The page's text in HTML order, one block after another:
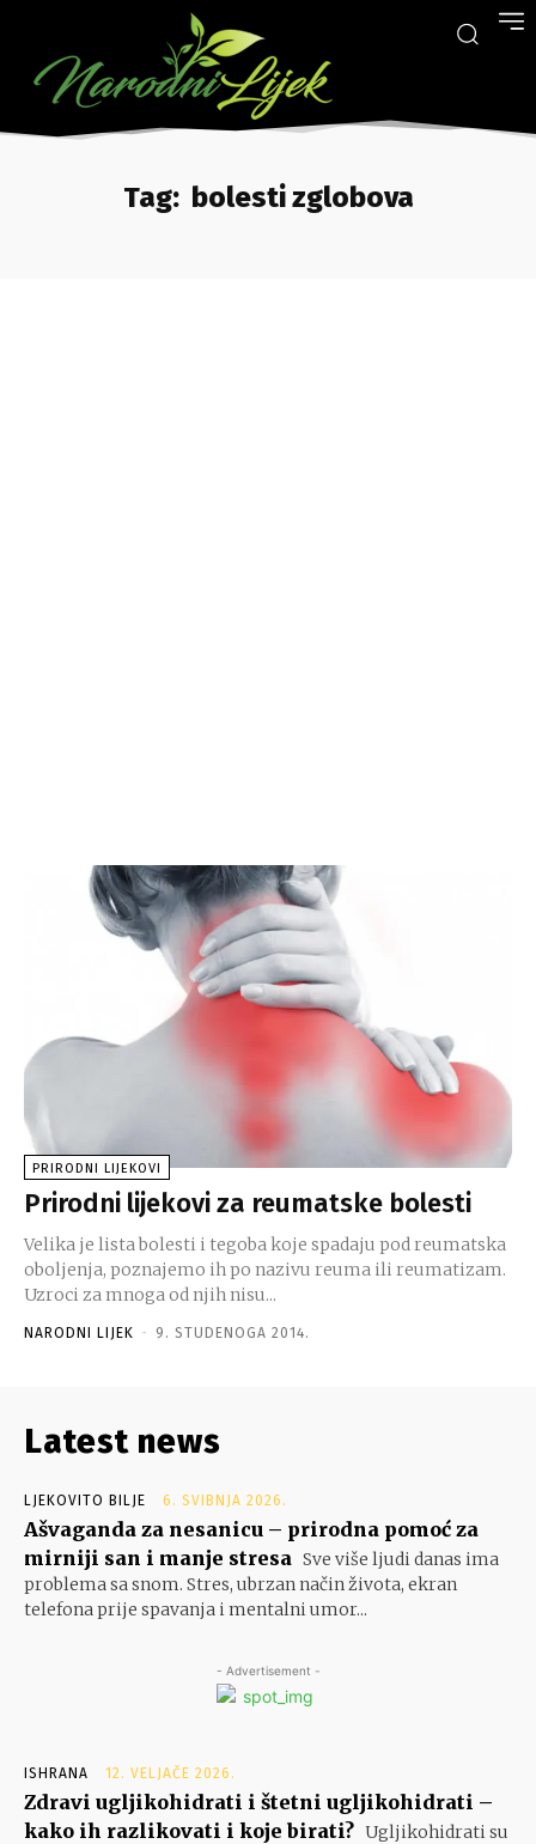
Tag: bolesti zglobova
PRIRODNI LIJEKOVI
Prirodni lijekovi za reumatske bolesti
Velika je lista bolesti i tegoba koje spadaju pod reumatska
oboljenja, poznajemo ih po nazivu reuma ili reumatizam.
Uzroci za mnoga od njih nisu...
NARODNI LIJEK - 9. STUDENOGA 2014.
Latest news
LJEKOVITO BILJE 6. SVIBNJA 2026.
Ašvaganda za nesanicu – prirodna pomoć za
mirniji san i manje stresa Sve više ljudi danas ima
problema sa snom. Stres, ubrzan način života, ekran
telefona prije spavanja i mentalni umor...
- Advertisement -
ISHRANA 12. VELJAČE 2026.
Zdravi ugljikohidrati i štetni ugljikohidrati –
kako ih razlikovati i koje birati? Ugljikohidrati su